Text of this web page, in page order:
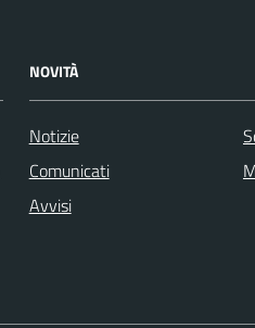
NOVITÀ
Notizie
Comunicati
Avvisi